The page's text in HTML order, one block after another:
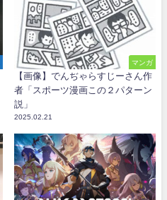
マンガ
【画像】でんぢゃらすじーさん作
者「スポーツ漫画この２パターン
説」
2025.02.21